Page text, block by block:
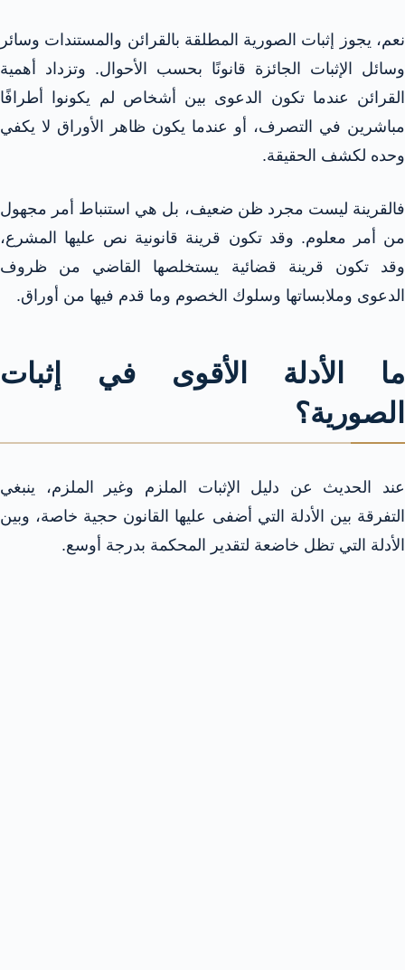
نعم، يجوز إثبات الصورية المطلقة بالقرائن والمستندات وسائر
وسائل الإثبات الجائزة قانونًا بحسب الأحوال. وتزداد أهمية
القرائن عندما تكون الدعوى بين أشخاص لم يكونوا أطرافًا
مباشرين في التصرف، أو عندما يكون ظاهر الأوراق لا يكفي
وحده لكشف الحقيقة.
فالقرينة ليست مجرد ظن ضعيف، بل هي استنباط أمر مجهول
من أمر معلوم. وقد تكون قرينة قانونية نص عليها المشرع،
وقد تكون قرينة قضائية يستخلصها القاضي من ظروف
الدعوى وملابساتها وسلوك الخصوم وما قدم فيها من أوراق.
ما الأدلة الأقوى في إثبات
الصورية؟
عند الحديث عن دليل الإثبات الملزم وغير الملزم، ينبغي
التفرقة بين الأدلة التي أضفى عليها القانون حجية خاصة، وبين
الأدلة التي تظل خاضعة لتقدير المحكمة بدرجة أوسع.